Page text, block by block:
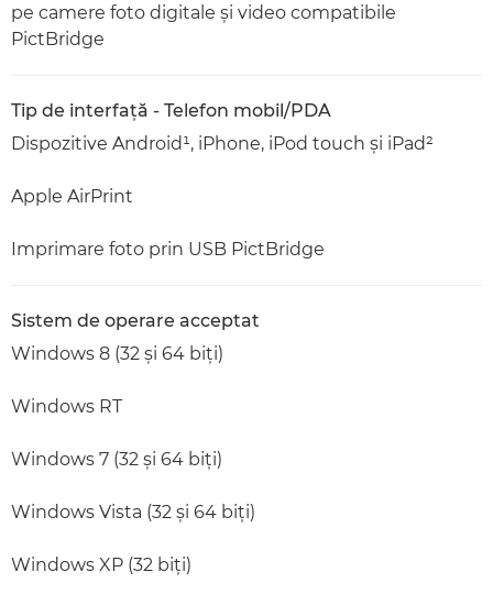
pe camere foto digitale şi video compatibile
PictBridge
Tip de interfaţă - Telefon mobil/PDA
Dispozitive Android¹, iPhone, iPod touch şi iPad²
Apple AirPrint
Imprimare foto prin USB PictBridge
Sistem de operare acceptat
Windows 8 (32 şi 64 biţi)
Windows RT
Windows 7 (32 şi 64 biţi)
Windows Vista (32 şi 64 biţi)
Windows XP (32 biţi)